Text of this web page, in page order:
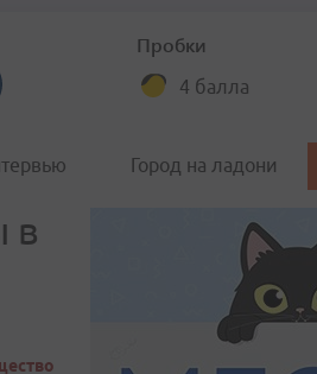
Пробки
4 балла
Город на ладони
в